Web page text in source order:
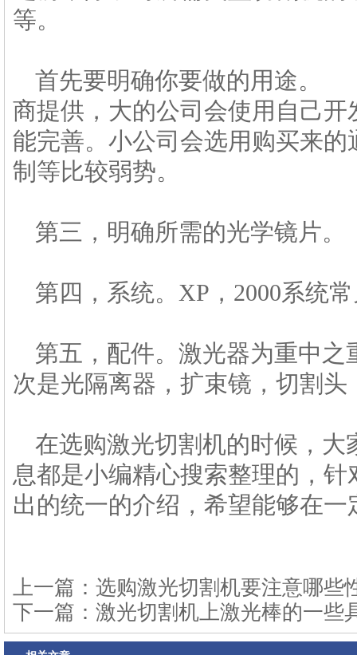
等。
首先要明确你要做的用途。
商提供，大的公司会使用自己
能完善。小公司会选用购买来
制等比较弱势。
第三，明确所需的光学镜片。
第四，系统。XP，2000系统
第五，配件。激光器为重中
次是光隔离器，扩束镜，切割头
在选购激光切割机的时候，
息都是小编精心搜索整理的，
出的统一的介绍，希望能够在
上一篇： 选购激光切割机要注意哪些
下一篇： 激光切割机上激光棒的一些